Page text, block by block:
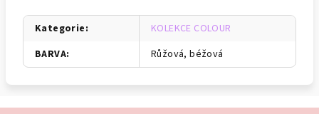
Kategorie:
KOLEKCE COLOUR
BARVA: Růžová, béžová